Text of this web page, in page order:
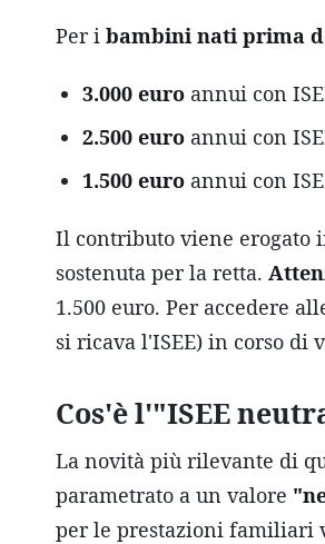
Per i bambini nati prima
3.000 euro annui con
2.500 euro annui con
1.500 euro annui con
Il contributo viene erogato
sostenuta per la retta.
1.500 euro. Per accedere
si ricava l'ISEE) in corso di
Cos'è l'"ISEE
La novità più rilevante di
parametrato a un valore
per le prestazioni familiari